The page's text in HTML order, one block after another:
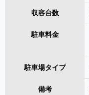
収容台数
駐車料金
駐車場タイプ
備考